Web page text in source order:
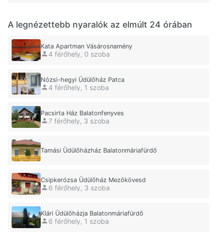
A legnézettebb nyaralók az elmúlt 24 órában
Kata Apartman Vásárosnamény
4 férőhely, 0 szoba
Nózsi-hegyi Üdülőház Patca
4 férőhely, 1 szoba
Pacsirta Ház Balatonfenyves
7 férőhely, 3 szoba
Tamási Üdülőházház Balatonmáriafürdő
Csipkerózsa Üdülőház Mezőkövesd
6 férőhely, 3 szoba
Klári Üdülőházja Balatonmáriafürdő
6 férőhely, 1 szoba